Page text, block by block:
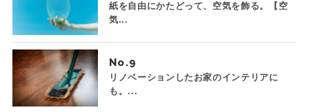
紙を自由にかたどって、空気を飾る。【空
気...
No.
リノベーションしたお家のインテリアに
も。...